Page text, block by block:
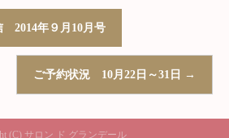
2014年９月10月号
ご予約状況 10月22日～31日 →
(C) サロン ド グランデール